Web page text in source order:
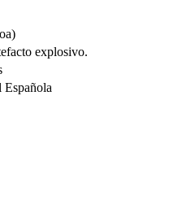
explosivo.